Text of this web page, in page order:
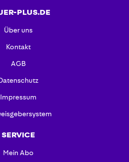
PLUS.DE
Über uns
Kontakt
AGB
Impressum
SERVICE
Mein Abo